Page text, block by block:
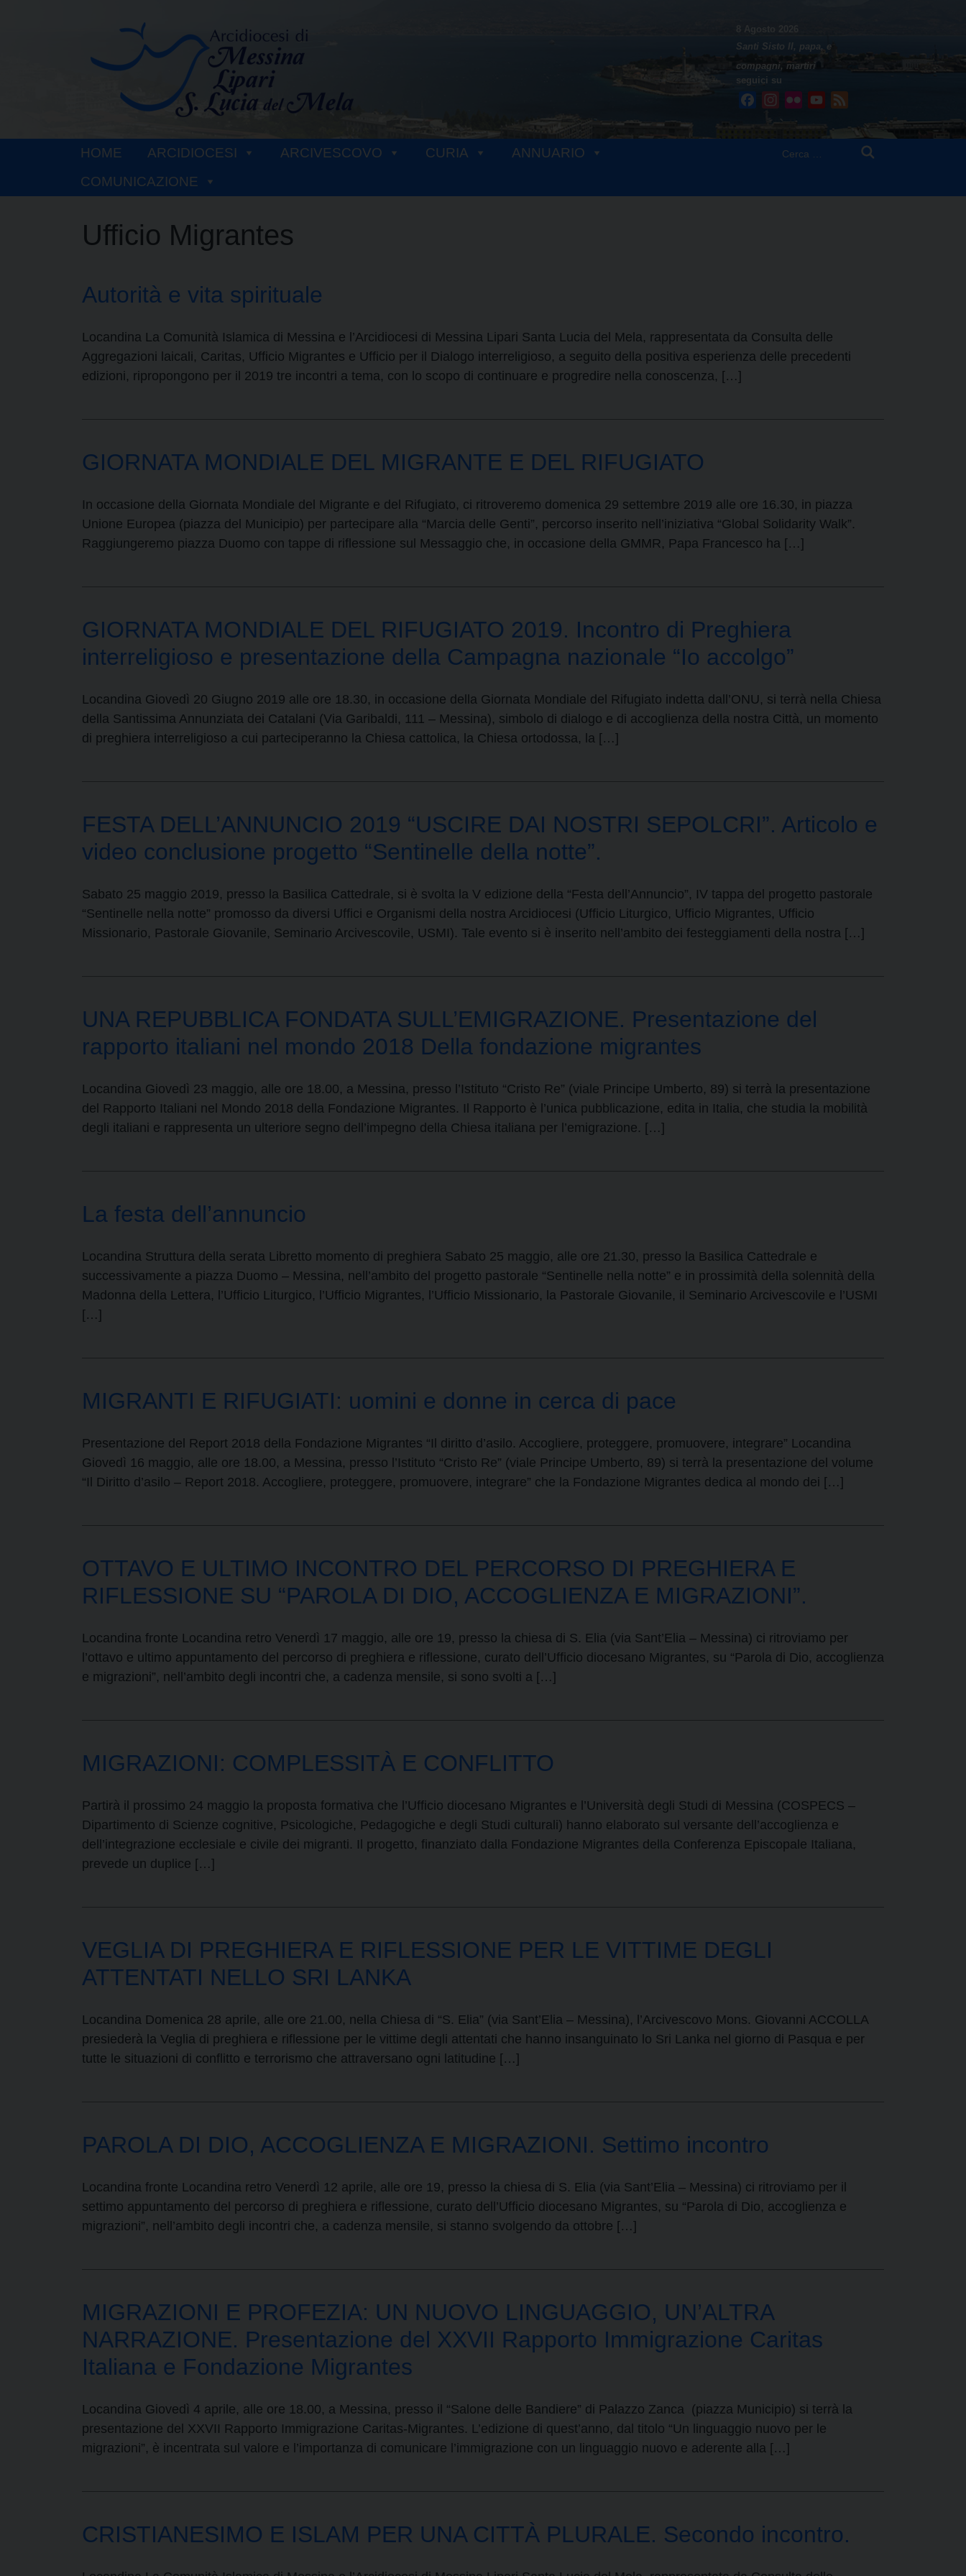
8 Agosto 2026
Santi Sisto II, papa, e
compagni, martiri
seguici su
FacebookInstagram
Flickr YouTube
HOME ARCIDIOCESI ARCIVESCOVO CURIA
ANNUARIO
COMUNICAZIONE
Ufficio Migrantes
Autorità e vita spirituale
Locandina La Comunità Islamica di Messina e l’Arcidiocesi di Messina Lipari Santa Lucia del Mela, rappresentata da Consulta delle
Aggregazioni laicali, Caritas, Ufficio Migrantes e Ufficio per il Dialogo interreligioso, a seguito della positiva esperienza delle precedenti
edizioni, ripropongono per il 2019 tre incontri a tema, con lo scopo di continuare e progredire nella conoscenza, […]
GIORNATA MONDIALE DEL MIGRANTE E DEL RIFUGIATO
In occasione della Giornata Mondiale del Migrante e del Rifugiato, ci ritroveremo domenica 29 settembre 2019 alle ore 16.30, in piazza
Unione Europea (piazza del Municipio) per partecipare alla “Marcia delle Genti”, percorso inserito nell’iniziativa “Global Solidarity Walk”.
Raggiungeremo piazza Duomo con tappe di riflessione sul Messaggio che, in occasione della GMMR, Papa Francesco ha […]
GIORNATA MONDIALE DEL RIFUGIATO 2019. Incontro di Preghiera
interreligioso e presentazione della Campagna nazionale “Io accolgo”
Locandina Giovedì 20 Giugno 2019 alle ore 18.30, in occasione della Giornata Mondiale del Rifugiato indetta dall’ONU, si terrà nella Chiesa
della Santissima Annunziata dei Catalani (Via Garibaldi, 111 – Messina), simbolo di dialogo e di accoglienza della nostra Città, un momento
di preghiera interreligioso a cui parteciperanno la Chiesa cattolica, la Chiesa ortodossa, la […]
FESTA DELL’ANNUNCIO 2019 “USCIRE DAI NOSTRI SEPOLCRI”. Articolo e
video conclusione progetto “Sentinelle della notte”.
Sabato 25 maggio 2019, presso la Basilica Cattedrale, si è svolta la V edizione della “Festa dell’Annuncio”, IV tappa del progetto pastorale
“Sentinelle nella notte” promosso da diversi Uffici e Organismi della nostra Arcidiocesi (Ufficio Liturgico, Ufficio Migrantes, Ufficio
Missionario, Pastorale Giovanile, Seminario Arcivescovile, USMI). Tale evento si è inserito nell’ambito dei festeggiamenti della nostra […]
UNA REPUBBLICA FONDATA SULL’EMIGRAZIONE. Presentazione del
rapporto italiani nel mondo 2018 Della fondazione migrantes
Locandina Giovedì 23 maggio, alle ore 18.00, a Messina, presso l’Istituto “Cristo Re” (viale Principe Umberto, 89) si terrà la presentazione
del Rapporto Italiani nel Mondo 2018 della Fondazione Migrantes. Il Rapporto è l’unica pubblicazione, edita in Italia, che studia la mobilità
degli italiani e rappresenta un ulteriore segno dell’impegno della Chiesa italiana per l’emigrazione. […]
La festa dell’annuncio
Locandina Struttura della serata Libretto momento di preghiera Sabato 25 maggio, alle ore 21.30, presso la Basilica Cattedrale e
successivamente a piazza Duomo – Messina, nell’ambito del progetto pastorale “Sentinelle nella notte” e in prossimità della solennità della
Madonna della Lettera, l’Ufficio Liturgico, l’Ufficio Migrantes, l’Ufficio Missionario, la Pastorale Giovanile, il Seminario Arcivescovile e l’USMI
[…]
MIGRANTI E RIFUGIATI: uomini e donne in cerca di pace
Presentazione del Report 2018 della Fondazione Migrantes “Il diritto d’asilo. Accogliere, proteggere, promuovere, integrare” Locandina
Giovedì 16 maggio, alle ore 18.00, a Messina, presso l’Istituto “Cristo Re” (viale Principe Umberto, 89) si terrà la presentazione del volume
“Il Diritto d’asilo – Report 2018. Accogliere, proteggere, promuovere, integrare” che la Fondazione Migrantes dedica al mondo dei […]
OTTAVO E ULTIMO INCONTRO DEL PERCORSO DI PREGHIERA E
RIFLESSIONE SU “PAROLA DI DIO, ACCOGLIENZA E MIGRAZIONI”.
Locandina fronte Locandina retro Venerdì 17 maggio, alle ore 19, presso la chiesa di S. Elia (via Sant’Elia – Messina) ci ritroviamo per
l’ottavo e ultimo appuntamento del percorso di preghiera e riflessione, curato dell’Ufficio diocesano Migrantes, su “Parola di Dio, accoglienza
e migrazioni”, nell’ambito degli incontri che, a cadenza mensile, si sono svolti a […]
MIGRAZIONI: COMPLESSITÀ E CONFLITTO
Partirà il prossimo 24 maggio la proposta formativa che l’Ufficio diocesano Migrantes e l’Università degli Studi di Messina (COSPECS –
Dipartimento di Scienze cognitive, Psicologiche, Pedagogiche e degli Studi culturali) hanno elaborato sul versante dell’accoglienza e
dell’integrazione ecclesiale e civile dei migranti. Il progetto, finanziato dalla Fondazione Migrantes della Conferenza Episcopale Italiana,
prevede un duplice […]
VEGLIA DI PREGHIERA E RIFLESSIONE PER LE VITTIME DEGLI
ATTENTATI NELLO SRI LANKA
Locandina Domenica 28 aprile, alle ore 21.00, nella Chiesa di “S. Elia” (via Sant’Elia – Messina), l’Arcivescovo Mons. Giovanni ACCOLLA
presiederà la Veglia di preghiera e riflessione per le vittime degli attentati che hanno insanguinato lo Sri Lanka nel giorno di Pasqua e per
tutte le situazioni di conflitto e terrorismo che attraversano ogni latitudine […]
PAROLA DI DIO, ACCOGLIENZA E MIGRAZIONI. Settimo incontro
Locandina fronte Locandina retro Venerdì 12 aprile, alle ore 19, presso la chiesa di S. Elia (via Sant’Elia – Messina) ci ritroviamo per il
settimo appuntamento del percorso di preghiera e riflessione, curato dell’Ufficio diocesano Migrantes, su “Parola di Dio, accoglienza e
migrazioni”, nell’ambito degli incontri che, a cadenza mensile, si stanno svolgendo da ottobre […]
MIGRAZIONI E PROFEZIA: UN NUOVO LINGUAGGIO, UN’ALTRA
NARRAZIONE. Presentazione del XXVII Rapporto Immigrazione Caritas
Italiana e Fondazione Migrantes
Locandina Giovedì 4 aprile, alle ore 18.00, a Messina, presso il “Salone delle Bandiere” di Palazzo Zanca (piazza Municipio) si terrà la
presentazione del XXVII Rapporto Immigrazione Caritas-Migrantes. L’edizione di quest’anno, dal titolo “Un linguaggio nuovo per le
migrazioni”, è incentrata sul valore e l’importanza di comunicare l’immigrazione con un linguaggio nuovo e aderente alla […]
CRISTIANESIMO E ISLAM PER UNA CITTÀ PLURALE. Secondo incontro.